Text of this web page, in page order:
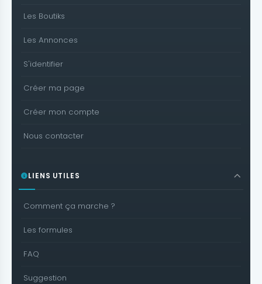
Les Boutiks
Les Annonces
S'identifier
Créer ma page
Créer mon compte
Nous contacter
LIENS UTILES
Comment ça marche ?
Les formules
FAQ
Suggestion